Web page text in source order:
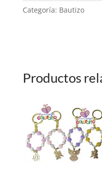
RUSTICO
Categoría: Bautizo
Productos